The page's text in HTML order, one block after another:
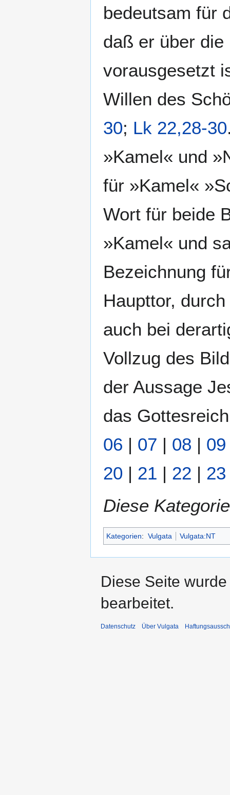
bedeutsam für
daß er über
vorausgesetzt
Willen des
30; Lk 22,28-30
»Kamel« und
für »Kamel«
Wort für beide
»Kamel« und
Bezeichnung
Haupttor,
auch bei
Vollzug des
der Aussage
das
06 | 07 | 08 | 09
20 | 21 | 22 | 23
Diese
Kategorien: Vulgata Vulgata:NT
Diese Seite
bearbeitet.
Datenschutz Über Vulgata